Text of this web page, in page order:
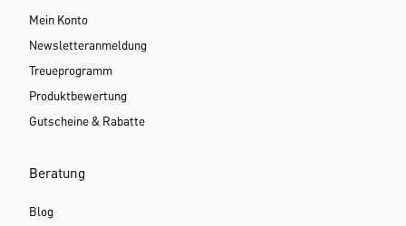
Mein Konto
Newsletteranmeldung
Treueprogramm
Produktbewertung
Gutscheine & Rabatte
Beratung
Blog